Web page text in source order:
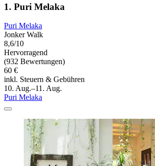
1. Puri Melaka
Puri Melaka
Jonker Walk
8,6/10
Hervorragend
(932 Bewertungen)
60 €
inkl. Steuern & Gebühren
10. Aug.–11. Aug.
Puri Melaka